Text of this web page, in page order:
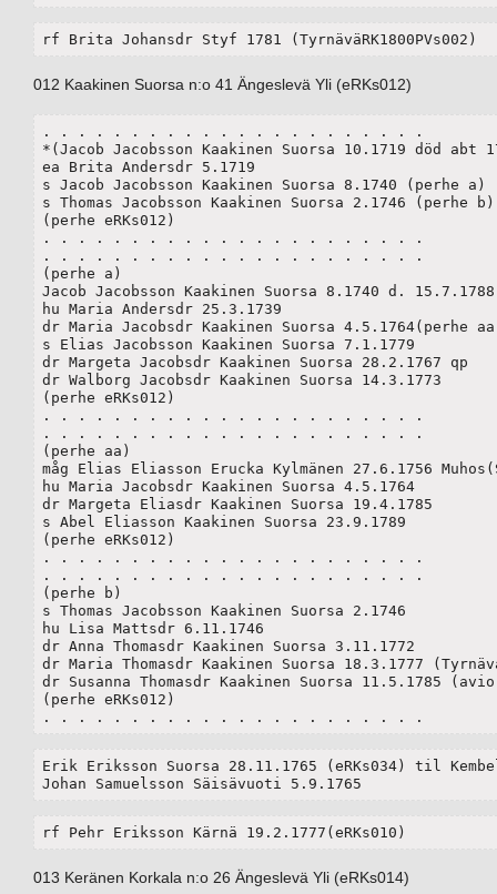
rf Brita Johansdr Styf 1781 (TyrnäväRK1800PVs002)
012 Kaakinen Suorsa n:o 41 Ängeslevä Yli (eRKs012)
. . . . . . . . . . . . . . . . . . . . . .
*(Jacob Jacobsson Kaakinen Suorsa 10.1719 död abt
ea Brita Andersdr 5.1719
s Jacob Jacobsson Kaakinen Suorsa 8.1740 (perhe a)
s Thomas Jacobsson Kaakinen Suorsa 2.1746 (perhe b)
(perhe eRKs012)
. . . . . . . . . . . . . . . . . . . . . .
. . . . . . . . . . . . . . . . . . . . . .
(perhe a)
Jacob Jacobsson Kaakinen Suorsa 8.1740 d. 15.7.1788
hu Maria Andersdr 25.3.1739
dr Maria Jacobsdr Kaakinen Suorsa 4.5.1764(perhe
s Elias Jacobsson Kaakinen Suorsa 7.1.1779
dr Margeta Jacobsdr Kaakinen Suorsa 28.2.1767 qp
dr Walborg Jacobsdr Kaakinen Suorsa 14.3.1773
(perhe eRKs012)
. . . . . . . . . . . . . . . . . . . . . .
. . . . . . . . . . . . . . . . . . . . . .
(perhe aa)
måg Elias Eliasson Erucka Kylmänen 27.6.1756
hu Maria Jacobsdr Kaakinen Suorsa 4.5.1764
dr Margeta Eliasdr Kaakinen Suorsa 19.4.1785
s Abel Eliasson Kaakinen Suorsa 23.9.1789
(perhe eRKs012)
. . . . . . . . . . . . . . . . . . . . . .
. . . . . . . . . . . . . . . . . . . . . .
(perhe b)
s Thomas Jacobsson Kaakinen Suorsa 2.1746
hu Lisa Mattsdr 6.11.1746
dr Anna Thomasdr Kaakinen Suorsa 3.11.1772
dr Maria Thomasdr Kaakinen Suorsa 18.3.1777
dr Susanna Thomasdr Kaakinen Suorsa 11.5.1785 (avio
(perhe eRKs012)
. . . . . . . . . . . . . . . . . . . . . .
Erik Eriksson Suorsa 28.11.1765 (eRKs034) til
Johan Samuelsson Säisävuoti 5.9.1765
rf Pehr Eriksson Kärnä 19.2.1777(eRKs010)
013 Keränen Korkala n:o 26 Ängeslevä Yli (eRKs014)